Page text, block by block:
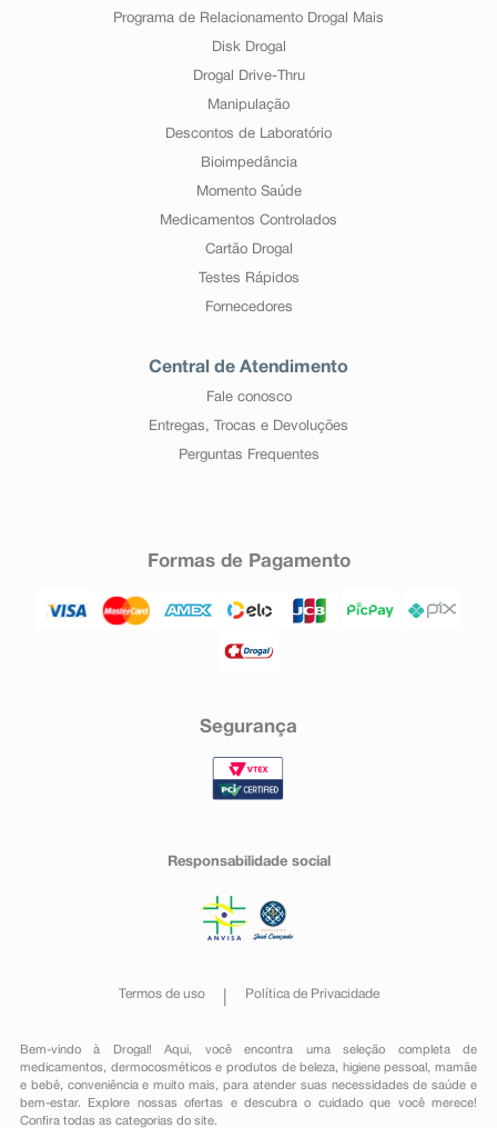
Programa de Relacionamento Drogal Mais
Disk Drogal
Drogal Drive-Thru
Manipulação
Descontos de Laboratório
Bioimpedância
Momento Saúde
Medicamentos Controlados
Cartão Drogal
Testes Rápidos
Fornecedores
Central de Atendimento
Fale conosco
Entregas, Trocas e Devoluções
Perguntas Frequentes
Formas de Pagamento
Segurança
Responsabilidade social
Termos de uso Política de Privacidade
Bem-vindo à Drogal! Aqui, você encontra uma seleção completa de
medicamentos , dermocosméticos e produtos de beleza, higiene pessoal ,mamãe
e bebê, conveniênciae muito mais, para atender suas necessidades de saúde e
bem-estar. Explore nossas ofertas e descubra o cuidado que você merece!
Confira todas as categorias do site.